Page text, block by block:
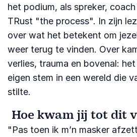
het podium, als spreker,
TRust "the process". In zijn
over wat het betekent om
weer terug te vinden. Over
verlies, trauma en bovenal:
eigen stem in een wereld die
stilte.
Hoe kwam jij tot dit
"Pas toen ik m’n masker